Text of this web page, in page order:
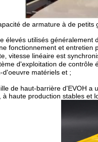
de armature à de
utilisés généralement
fonctionnement et entretien
vitesse linéaire est
d'exploitation de contrôle
d'oeuvre matériels et ;
de haut-barrière d'EVOH
haute production stables et